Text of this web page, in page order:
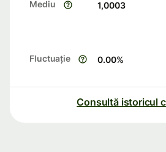
Mediu 1,0003
Fluctuație 0.00%
Consultă istoricul